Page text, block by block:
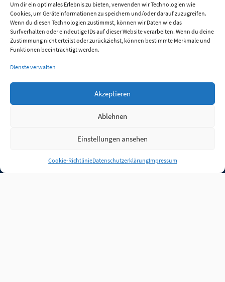
Um dir ein optimales Erlebnis zu bieten, verwenden wir Technologien wie
Cookies, um Geräteinformationen zu speichern und/oder darauf zuzugreifen.
Wenn du diesen Technologien zustimmst, können wir Daten wie das
Surfverhalten oder eindeutige IDs auf dieser Website verarbeiten. Wenn du deine
Zustimmung nicht erteilst oder zurückziehst, können bestimmte Merkmale und
Funktionen beeinträchtigt werden.
Dienste verwalten
Akzeptieren
Ablehnen
Einstellungen ansehen
Cookie-RichtlinieDatenschutzerklärungImpressum
Anmelden
Jobs Partner FAQ Quellen